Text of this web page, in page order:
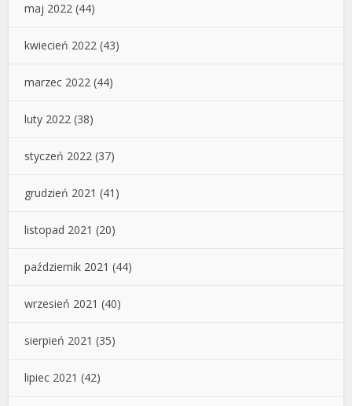
maj 2022 (44)
kwiecień 2022 (43)
marzec 2022 (44)
luty 2022 (38)
styczeń 2022 (37)
grudzień 2021 (41)
listopad 2021 (20)
październik 2021 (44)
wrzesień 2021 (40)
sierpień 2021 (35)
lipiec 2021 (42)